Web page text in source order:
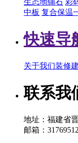
生态地铺石 彩
中板 复合保温
快速导
关于我们装修
联系我
地址：福建省
邮箱：